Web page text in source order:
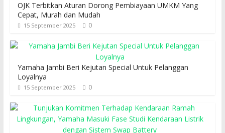
OJK Terbitkan Aturan Dorong Pembiayaan UMKM Yang
Cepat, Murah dan Mudah
15 September 2025 0
Yamaha Jambi Beri Kejutan Special Untuk Pelanggan
Loyalnya
15 September 2025 0